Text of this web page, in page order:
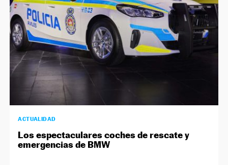
ACTUALIDAD
Los espectaculares coches de rescate y
emergencias de BMW